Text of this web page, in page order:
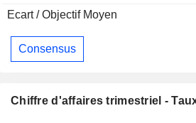
Ecart / Objectif Moyen
Consensus
Chiffre d'affaires trimestriel -